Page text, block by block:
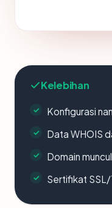
Kelebihan
Konfigurasi
Data WHOIS
Domain
Sertifikat